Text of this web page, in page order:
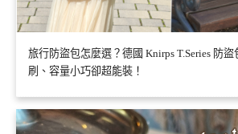
旅行防盜包怎麼選？德國 Knirps T.Series 防
刷、容量小巧卻超能裝！